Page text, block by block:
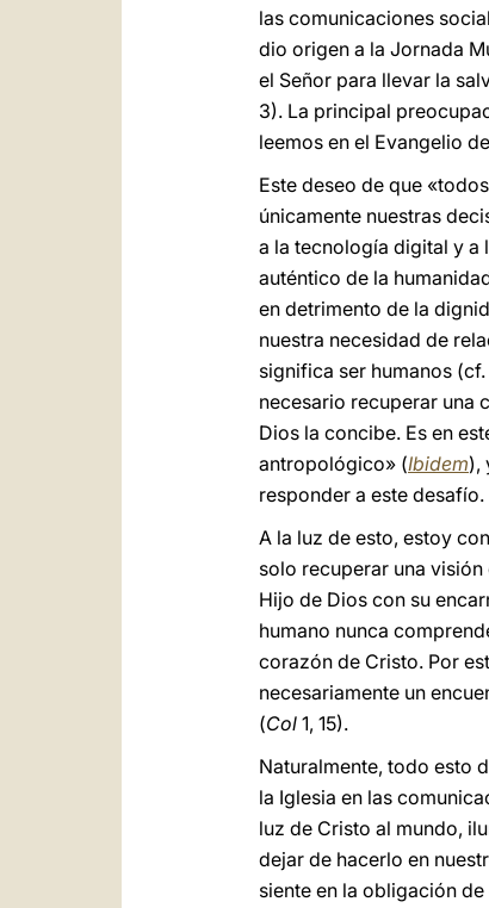
las comunicaciones
dio origen a la Jornada
el Señor para llevar la
3). La principal
leemos en el Evangelio
Este deseo de que
únicamente nuestras
a la tecnología digital y a
auténtico de la
en detrimento de la
nuestra necesidad de
significa ser humanos (cf.
necesario recuperar una
Dios la concibe. Es en
antropológico» (Ibidem),
responder a este desafío.
A la luz de esto, estoy
solo recuperar una
Hijo de Dios con su
humano nunca
corazón de Cristo. Por
necesariamente un
(Col 1, 15).
Naturalmente, todo esto
la Iglesia en las
luz de Cristo al mundo,
dejar de hacerlo en
siente en la obligación